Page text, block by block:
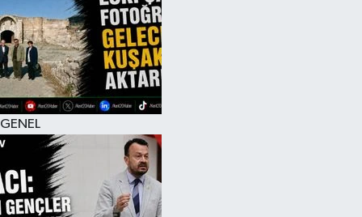
GENEL
RESMİ İLAN